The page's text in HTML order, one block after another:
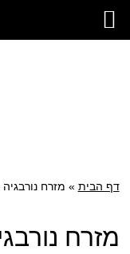
Main menu
Skip
דף הבית » מזרח
מזרח